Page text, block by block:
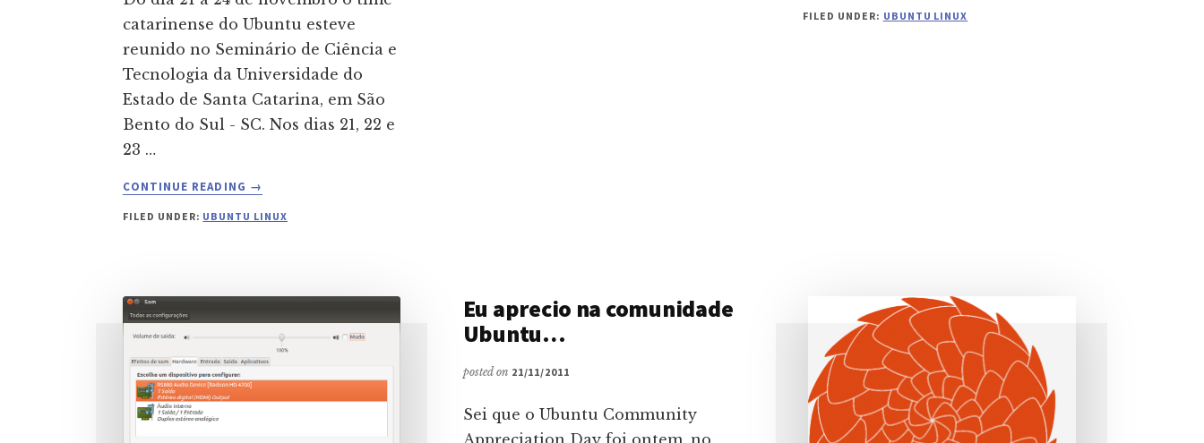
catarinense do Ubuntu esteve
reunido no Seminário de Ciência e
Tecnologia da Universidade do
Estado de Santa Catarina, em São
Bento do Sul - SC. Nos dias 21, 22 e
23 …
CONTINUE READING
ABOUT
SC
CIÊNCIA
E
TECNOLOGIA
DA
UDESC
→
FILED UNDER: UBUNTU LINUX
UM
FILED UNDER: UBUNTU LINUX
Eu aprecio na comunidade
Ubuntu…
posted on 21/11/2011
Sei que o Ubuntu Community